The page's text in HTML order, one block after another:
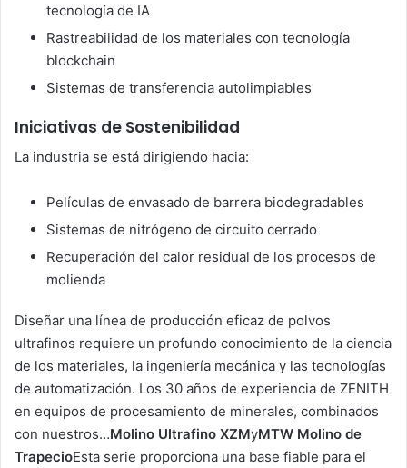
tecnología de IA
Rastreabilidad de los materiales con tecnología
blockchain
Sistemas de transferencia autolimpiables
Iniciativas de Sostenibilidad
La industria se está dirigiendo hacia:
Películas de envasado de barrera biodegradables
Sistemas de nitrógeno de circuito cerrado
Recuperación del calor residual de los procesos de
molienda
Diseñar una línea de producción eficaz de polvos
ultrafinos requiere un profundo conocimiento de la ciencia
de los materiales, la ingeniería mecánica y las tecnologías
de automatización. Los 30 años de experiencia de ZENITH
en equipos de procesamiento de minerales, combinados
con nuestros…Molino Ultrafino XZMyMTW Molino de
TrapecioEsta serie proporciona una base fiable para el